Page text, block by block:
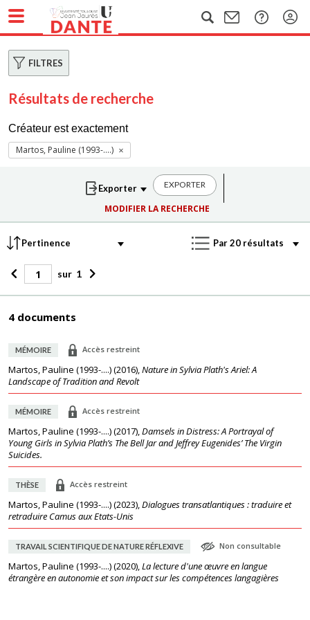
FILTRES
Résultats de recherche
Créateur est exactement
Martos, Pauline (1993-....)
EXPORTER
MODIFIER LA RECHERCHE
sur 1
4 documents
MÉMOIRE Accès restreint
Martos, Pauline (1993-....)(2016),Nature in Sylvia Plath's Ariel: A
Landscape of Tradition and Revolt
MÉMOIRE Accès restreint
Martos, Pauline (1993-....)(2017),Damsels in Distress: A Portrayal of
Young Girls in Sylvia Plath’s The Bell Jar and Jeffrey Eugenides’ The Virgin
Suicides.
THÈSE Accès restreint
Martos, Pauline (1993-....)(2023),Dialogues transatlantiques : traduire et
retraduire Camus aux Etats-Unis
TRAVAIL SCIENTIFIQUE DE NATURE RÉFLEXIVE Non consultable
Martos, Pauline (1993-....)(2020),La lecture d'une œuvre en langue
étrangère en autonomie et son impact sur les compétences langagières